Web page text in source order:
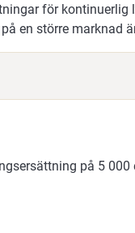
för kontinuerlig
en större marknad
på 5 000